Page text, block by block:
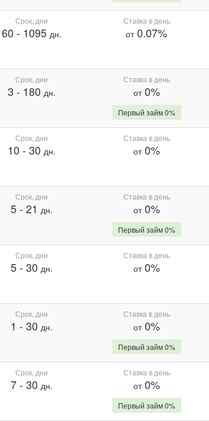
Срок, дни
60 - 1095 дн.
Ставка в день
от0.07%
Срок, дни
3 - 180 дн.
Ставка в день
от0%
Первый займ 0%
Срок, дни
10 - 30 дн.
Ставка в день
от0%
Срок, дни
5- 21 дн.
Ставка в день
от0%
Первый займ 0%
Срок, дни
5- 30 дн.
Ставка в день
от0%
Срок, дни
1 - 30 дн.
Ставка в день
от0%
Первый займ 0%
Срок, дни
7- 30 дн.
Ставка в день
от0%
Первый займ 0%